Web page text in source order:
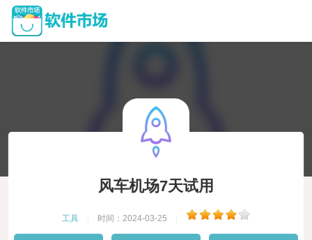
风车机场7天试用
工具 时间：2024-03-25